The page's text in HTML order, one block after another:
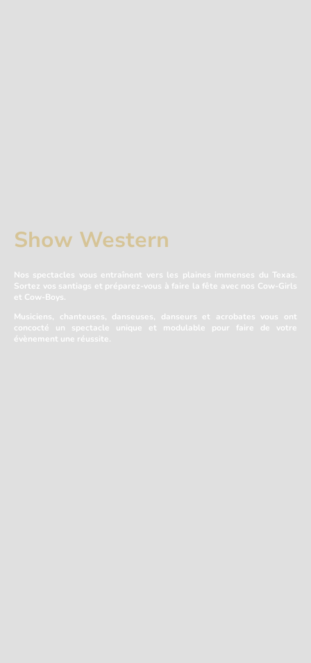
Show Western
Nos spectacles vous entraînent vers les plaines immenses du Texas.
Sortez vos santiags et préparez-vous à faire la fête avec nos Cow-Girls
et Cow-Boys.
Musiciens, chanteuses, danseuses, danseurs et acrobates vous ont
concocté un spectacle unique et modulable pour faire de votre
évènement une réussite.